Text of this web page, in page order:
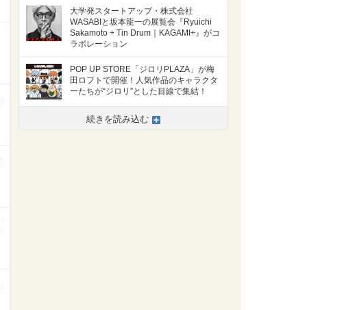
大学発スタートアップ・株式会社
WASABIと坂本龍一の展覧会『Ryuichi
Sakamoto + Tin Drum｜KAGAMI+』がコ
ラボレーション
POP UP STORE「ジロリPLAZA」が梅
田ロフトで開催！人気作品のキャラクタ
ーたちが“ジロリ”とした目線で集結！
続きを読み込む